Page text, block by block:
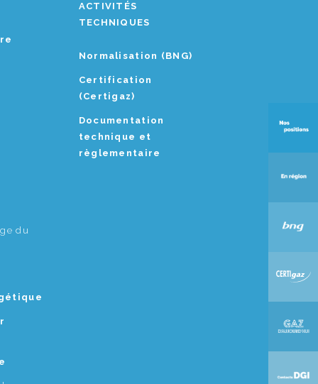
du
ACTIVITÉS
TECHNIQUES
Normalisation (BNG)
Certification
(Certigaz)
Documentation
technique et
règlementaire